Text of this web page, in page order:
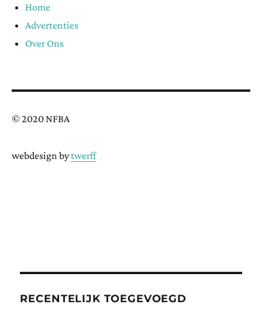
Home
Advertenties
Over Ons
© 2020 NFBA
webdesign bytwerff
RECENTELIJK TOEGEVOEGD